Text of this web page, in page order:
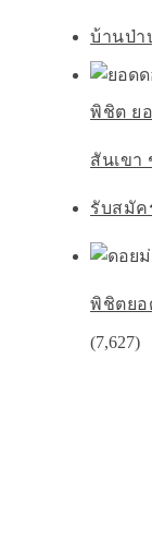
บ้านป่า
พิชิต ย
สันเขา
รับสมัค
พิชิตยอ
(7,627)